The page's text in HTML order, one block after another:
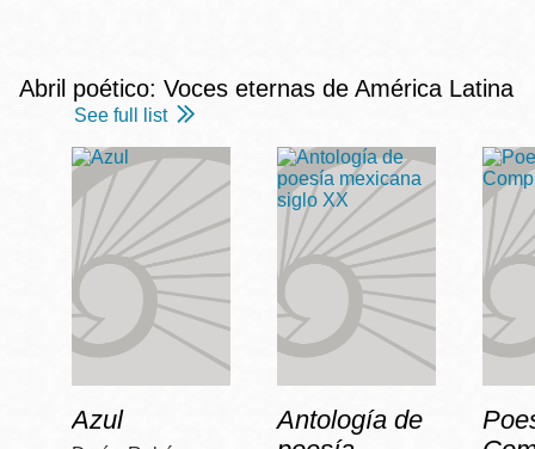
Abril poético: Voces eternas de América Latina
See full list
Azul
Antología de